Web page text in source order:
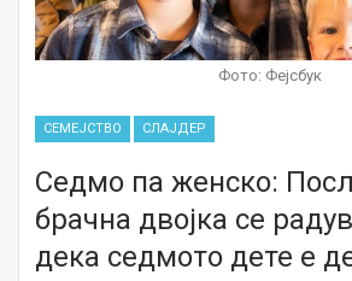
Фото: Фејсбук
СЕМЕЈСТВО СЛАЈДЕР
Седмо па женско:
брачна двојка се
дека седмото дете е